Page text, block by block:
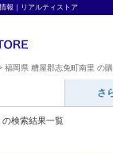
報｜リアルティストア
福岡県 糟屋郡志免町南里 の
さ
検索結果一覧